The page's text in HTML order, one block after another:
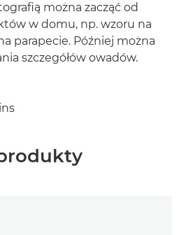
można zacząć od
w domu, np. wzoru na
parapecie. Później można
szczegółów owadów.